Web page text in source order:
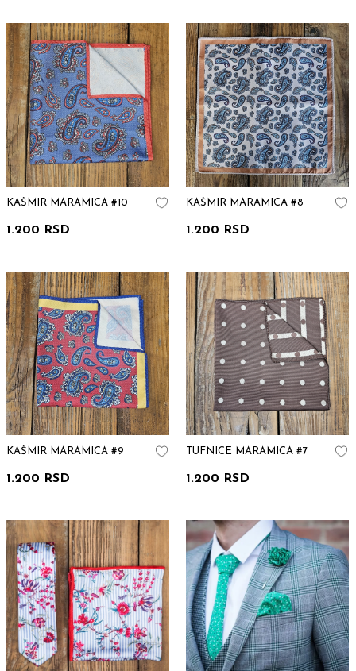
KAŠMIR MARAMICA #10
1.200 RSD
KAŠMIR MARAMICA #8
1.200 RSD
KAŠMIR MARAMICA #9
1.200 RSD
TUFNICE MARAMICA #7
1.200 RSD